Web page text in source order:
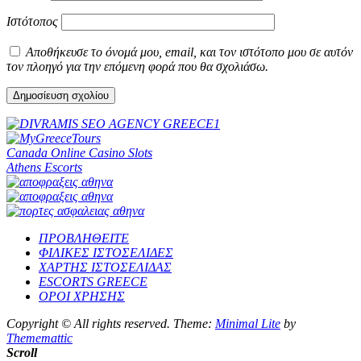
Ιστότοπος
Αποθήκευσε το όνομά μου, email, και τον ιστότοπο μου σε αυτόν
τον πλοηγό για την επόμενη φορά που θα σχολιάσω.
Canada Online Casino Slots
Athens Escorts
ΠΡΟΒΛΗΘΕΙΤΕ
ΦΙΛΙΚΕΣ ΙΣΤΟΣΕΛΙΔΕΣ
ΧΑΡΤΗΣ ΙΣΤΟΣΕΛΙΔΑΣ
ESCORTS GREECE
ΟΡΟΙ ΧΡΗΣΗΣ
Copyright © All rights reserved. Theme: Minimal Lite by
Thememattic
Scroll